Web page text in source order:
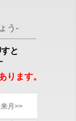
う-
と
ります。
来月>>